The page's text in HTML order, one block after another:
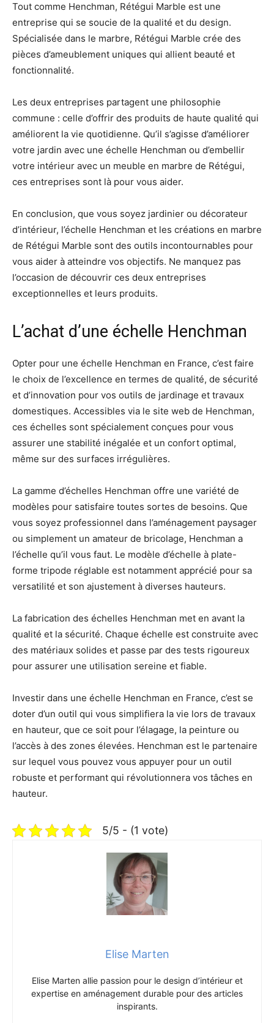
Tout comme Henchman, Rétégui Marble est une
entreprise qui se soucie de la qualité et du design.
Spécialisée dans le marbre, Rétégui Marble crée des
pièces d’ameublement uniques qui allient beauté et
fonctionnalité.
Les deux entreprises partagent une philosophie
commune : celle d’offrir des produits de haute qualité qui
améliorent la vie quotidienne. Qu’il s’agisse d’améliorer
votre jardin avec une échelle Henchman ou d’embellir
votre intérieur avec un meuble en marbre de Rétégui,
ces entreprises sont là pour vous aider.
En conclusion, que vous soyez jardinier ou décorateur
d’intérieur, l’échelle Henchman et les créations en marbre
de Rétégui Marble sont des outils incontournables pour
vous aider à atteindre vos objectifs. Ne manquez pas
l’occasion de découvrir ces deux entreprises
exceptionnelles et leurs produits.
L’achat d’une échelle Henchman
Opter pour une échelle Henchman en France, c’est faire
le choix de l’excellence en termes de qualité, de sécurité
et d’innovation pour vos outils de jardinage et travaux
domestiques. Accessibles via le site web de Henchman,
ces échelles sont spécialement conçues pour vous
assurer une stabilité inégalée et un confort optimal,
même sur des surfaces irrégulières.
La gamme d’échelles Henchman offre une variété de
modèles pour satisfaire toutes sortes de besoins. Que
vous soyez professionnel dans l’aménagement paysager
ou simplement un amateur de bricolage, Henchman a
l’échelle qu’il vous faut. Le modèle d’échelle à plate-
forme tripode réglable est notamment apprécié pour sa
versatilité et son ajustement à diverses hauteurs.
La fabrication des échelles Henchman met en avant la
qualité et la sécurité. Chaque échelle est construite avec
des matériaux solides et passe par des tests rigoureux
pour assurer une utilisation sereine et fiable.
Investir dans une échelle Henchman en France, c’est se
doter d’un outil qui vous simplifiera la vie lors de travaux
en hauteur, que ce soit pour l’élagage, la peinture ou
l’accès à des zones élevées. Henchman est le partenaire
sur lequel vous pouvez vous appuyer pour un outil
robuste et performant qui révolutionnera vos tâches en
hauteur.
5/5 - (1 vote)
Elise Marten
Elise Marten allie passion pour le design d’intérieur et
expertise en aménagement durable pour des articles
inspirants.